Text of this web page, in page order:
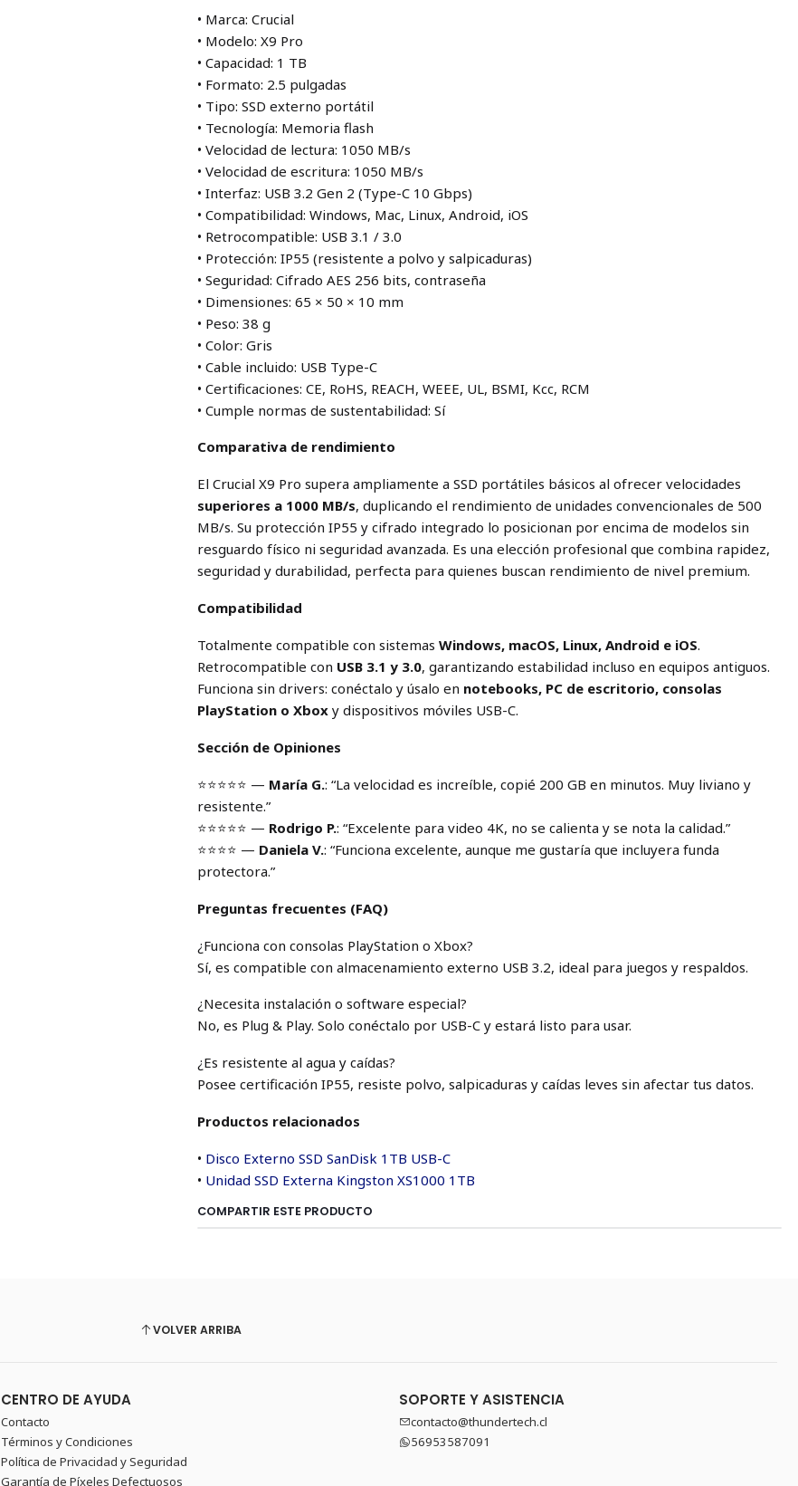
• Marca: Crucial
• Modelo: X9 Pro
• Capacidad: 1 TB
• Formato: 2.5 pulgadas
• Tipo: SSD externo portátil
• Tecnología: Memoria flash
• Velocidad de lectura: 1050 MB/s
• Velocidad de escritura: 1050 MB/s
• Interfaz: USB 3.2 Gen 2 (Type-C 10 Gbps)
• Compatibilidad: Windows, Mac, Linux, Android, iOS
• Retrocompatible: USB 3.1 / 3.0
• Protección: IP55 (resistente a polvo y salpicaduras)
• Seguridad: Cifrado AES 256 bits, contraseña
• Dimensiones: 65 × 50 × 10 mm
• Peso: 38 g
• Color: Gris
• Cable incluido: USB Type-C
• Certificaciones: CE, RoHS, REACH, WEEE, UL, BSMI, Kcc, RCM
• Cumple normas de sustentabilidad: Sí
Comparativa de rendimiento
El Crucial X9 Pro supera ampliamente a SSD portátiles básicos al ofrecer velocidades
superiores a 1000 MB/s, duplicando el rendimiento de unidades convencionales de 500
MB/s. Su protección IP55 y cifrado integrado lo posicionan por encima de modelos sin
resguardo físico ni seguridad avanzada. Es una elección profesional que combina rapidez,
seguridad y durabilidad, perfecta para quienes buscan rendimiento de nivel premium.
Compatibilidad
Totalmente compatible con sistemasWindows, macOS, Linux, Android e iOS.
Retrocompatible con USB 3.1 y 3.0, garantizando estabilidad incluso en equipos antiguos.
Funciona sin drivers: conéctalo y úsalo en notebooks, PC de escritorio, consolas
PlayStation o Xbox y dispositivos móviles USB-C.
Sección de Opiniones
⭐️⭐️⭐️⭐️⭐️ — María G.: “La velocidad es increíble, copié 200 GB en minutos. Muy liviano y
resistente.”
⭐️⭐️⭐️⭐️⭐️ — Rodrigo P.: “Excelente para video 4K, no se calienta y se nota la calidad.”
⭐️⭐️⭐️⭐️ — Daniela V.: “Funciona excelente, aunque me gustaría que incluyera funda
protectora.”
Preguntas frecuentes (FAQ)
¿Funciona con consolas PlayStation o Xbox?
Sí, es compatible con almacenamiento externo USB 3.2, ideal para juegos y respaldos.
¿Necesita instalación o software especial?
No, es Plug & Play. Solo conéctalo por USB-C y estará listo para usar.
¿Es resistente al agua y caídas?
Posee certificación IP55, resiste polvo, salpicaduras y caídas leves sin afectar tus datos.
Productos relacionados
• Disco Externo SSD SanDisk 1TB USB-C
• Unidad SSD Externa Kingston XS1000 1TB
COMPARTIR ESTE PRODUCTO
VOLVER ARRIBA
CENTRO DE AYUDA
Contacto
Términos y Condiciones
Política de Privacidad y Seguridad
Garantía de Píxeles Defectuosos
SOPORTE Y ASISTENCIA
contacto@thundertech.cl
56953587091